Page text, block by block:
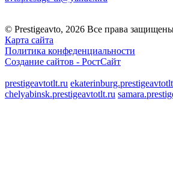
© Prestigeavto, 2026 Все права
Карта сайта
Политика конфеденциальности
Создание сайтов - РостСайт
prestigeavtotlt.ru
chelyabinsk.prestigeavtotlt.ru